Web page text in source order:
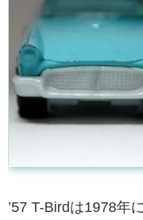
’57 T-Birdは1978年